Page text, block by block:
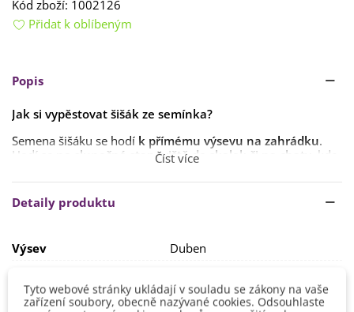
Kód zboží: 1002126
Přidat k oblíbeným
Popis
Jak si vypěstovat šišák ze semínka?
Semena šišáku se hodí k přímému výsevu na zahrádku.
Hodí se
na slunečné stanoviště do skalek či na chaty
, kde
Substrát
by měl být
jaře,od února do června
Číst více
Detaily produktu
Výsev
Duben
Stanoviště
Slunečné
Tyto webové stránky ukládají v souladu se zákony na vaše
zařízení soubory, obecně nazývané cookies. Odsouhlaste